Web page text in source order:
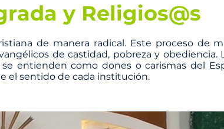
y Religios@s
de manera radical. Este proceso de
de castidad, pobreza y
entienden como dones o carismas del
el sentido de cada institución.